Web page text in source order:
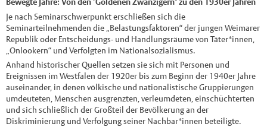
Je nach Seminarschwerpunkt erschließen sich die
Seminarteilnehmenden die „Belastungsfaktoren“ der jungen Weimarer
Republik oder Entscheidungs- und Handlungsräume von Täter*innen,
„Onlookern“ und Verfolgten im Nationalsozialismus.
Anhand historischer Quellen setzen sie sich mit Personen und
Ereignissen im Westfalen der 1920er bis zum Beginn der 1940er Jahre
auseinander, in denen völkische und nationalistische Gruppierungen
umdeuteten, Menschen ausgrenzten, verleumdeten, einschüchterten
und sich schließlich der Großteil der Bevölkerung an der
Diskriminierung und Verfolgung seiner Nachbar*innen beteiligte.